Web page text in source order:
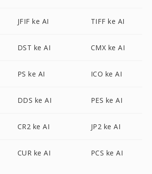
JFIF ke AI TIFF ke AI
DST ke AI CMX ke AI
PS ke AI ICO ke AI
DDS ke AI PES ke AI
CR2 ke AI JP2 ke AI
CUR ke AI PCS ke AI